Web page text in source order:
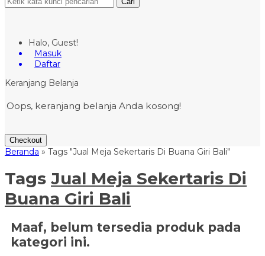
Halo, Guest!
Masuk
Daftar
Keranjang Belanja
Oops, keranjang belanja Anda kosong!
Checkout
Beranda » Tags "Jual Meja Sekertaris Di Buana Giri Bali"
Tags Jual Meja Sekertaris Di
Buana Giri Bali
Maaf, belum tersedia produk pada
kategori ini.